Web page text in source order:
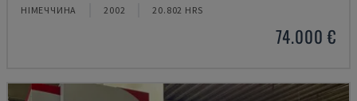
НІМЕЧЧИНА 2002 20.802 HRS
74.000 €